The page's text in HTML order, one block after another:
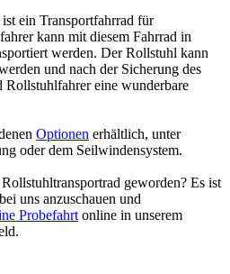
ist ein Transportfahrrad für
kann mit diesem Fahrrad in
werden. Der Rollstuhl kann
und nach der Sicherung des
eine wunderbare
Optionen erhältlich, unter
oder dem Seilwindensystem.
geworden? Es ist
uns anzuschauen und
Probefahrt online in unserem